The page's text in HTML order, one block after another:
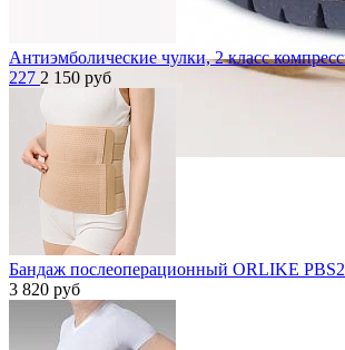
Антиэмболические чулки, 2 класс
227 2 150 руб
Бандаж послеоперационный ORLIKE
3 820 руб